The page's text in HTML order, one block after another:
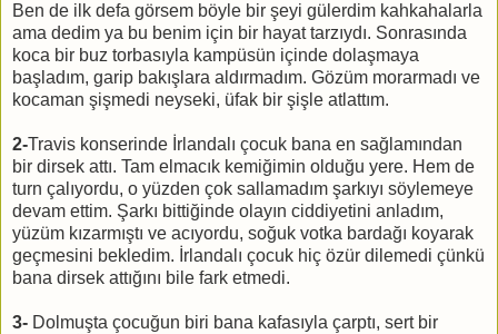
Ben de ilk defa görsem böyle bir şeyi gülerdim kahkahalarla
ama dedim ya bu benim için bir hayat tarzıydı. Sonrasında
koca bir buz torbasıyla kampüsün içinde dolaşmaya
başladım, garip bakışlara aldırmadım. Gözüm morarmadı ve
kocaman şişmedi neyseki, üfak bir şişle atlattım.
2-Travis konserinde İrlandalı çocuk bana en sağlamından
bir dirsek attı. Tam elmacık kemiğimin olduğu yere. Hem de
turn çalıyordu, o yüzden çok sallamadım şarkıyı söylemeye
devam ettim. Şarkı bittiğinde olayın ciddiyetini anladım,
yüzüm kızarmıştı ve acıyordu, soğuk votka bardağı koyarak
geçmesini bekledim. İrlandalı çocuk hiç özür dilemedi çünkü
bana dirsek attığını bile fark etmedi.
3- Dolmuşta çocuğun biri bana kafasıyla çarptı, sert bir